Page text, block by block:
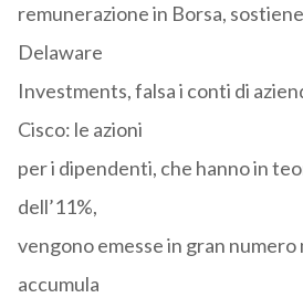
remunerazione in Borsa,
Delaware
Investments, falsa i conti di
Cisco: le azioni
per i dipendenti, che hanno in
dell’11%,
vengono emesse in gran
accumula